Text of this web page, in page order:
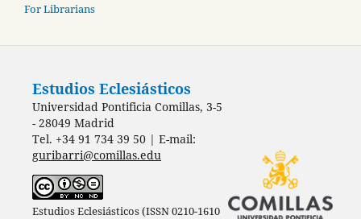
For Librarians
Estudios Eclesiásticos
Universidad Pontificia Comillas, 3-5
- 28049 Madrid
Tel. +34 91 734 39 50 | E-mail:
guribarri@comillas.edu
Estudios Eclesiásticos (ISSN 0210-1610